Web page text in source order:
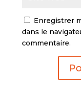
Enregistrer
dans le
commentaire.